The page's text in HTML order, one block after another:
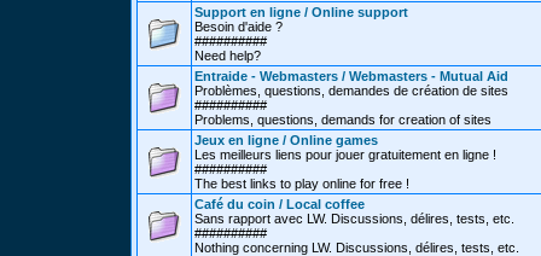
Support en ligne / Online support
Besoin d'aide ?
##########
Need help?
Entraide - Webmasters / Webmasters - Mutual Aid
Problèmes, questions, demandes de création de sites
##########
Problems, questions, demands for creation of sites
Jeux en ligne / Online games
Les meilleurs liens pour jouer gratuitement en ligne !
##########
The best links to play online for free !
Café du coin / Local coffee
Sans rapport avec LW. Discussions, délires, tests, etc.
##########
Nothing concerning LW. Discussions, délires, tests, etc.